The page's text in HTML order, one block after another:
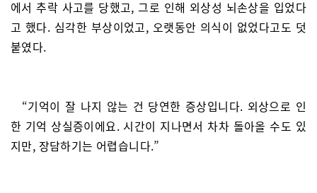
에서 추락 사고를 당했고, 그로 인해 외상성 뇌손상을 입었다
고 했다. 심각한 부상이었고, 오랫동안 의식이 없었다고도 덧
붙였다.
“기억이 잘 나지 않는 건 당연한 증상입니다. 외상으로 인
한 기억 상실증이에요. 시간이 지나면서 차차 돌아올 수도 있
지만, 장담하기는 어렵습니다.”